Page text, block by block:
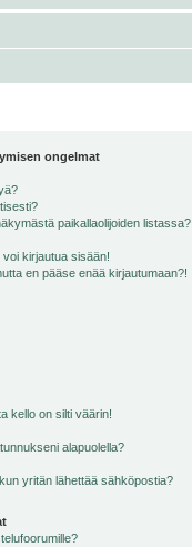
ongelmat
paikallaolijoiden listassa?
kirjautua sisään!
en pääse enää kirjautumaan?!
kello on silti väärin!
alapuolella?
yritän lähettää sähköpostia?